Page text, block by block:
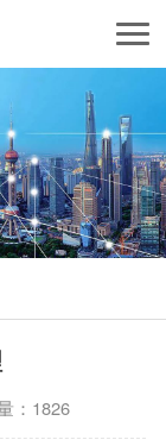
：1826